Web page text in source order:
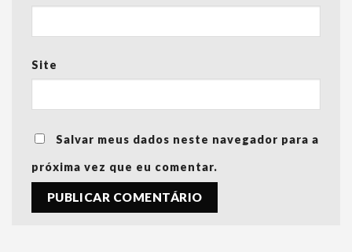
Site
Salvar meus dados neste navegador para a
próxima vez que eu comentar.